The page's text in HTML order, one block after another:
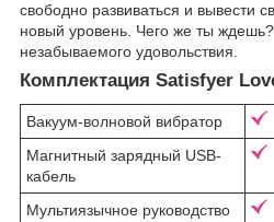
свободно развиваться и вывести
новый уровень. Чего же ты
незабываемого удовольствия.
Комплектация Satisfyer
Вакуум-волновой вибратор
Магнитный зарядный USB-
кабель
Мультиязычное руководство